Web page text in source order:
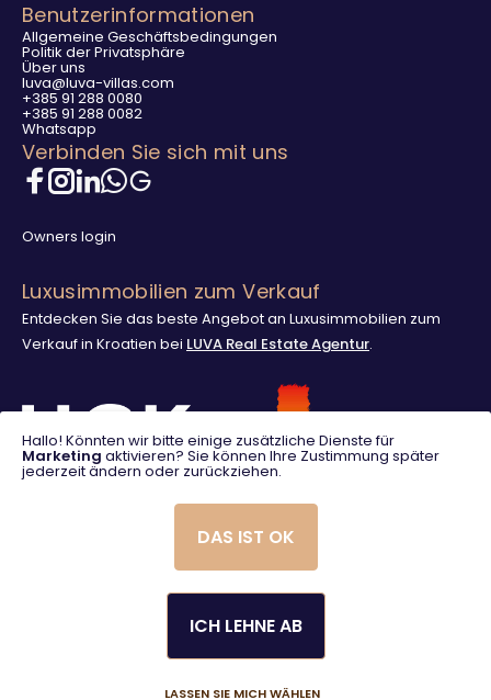
Benutzerinformationen
Allgemeine Geschäftsbedingungen
Politik der Privatsphäre
Über uns
luva@luva-villas.com
+385 91 288 0080
+385 91 288 0082
Whatsapp
Verbinden Sie sich mit uns
Owners login
Luxusimmobilien zum Verkauf
Entdecken Sie das beste Angebot an Luxusimmobilien zum
Verkauf in Kroatien bei LUVA Real Estate Agentur.
© 2025. LUVA Villas
Hallo! Könnten wir bitte einige zusätzliche Dienste für
Marketing aktivieren? Sie können Ihre Zustimmung später
jederzeit ändern oder zurückziehen.
LASSEN SIE MICH WÄHLEN
ICH LEHNE AB
DAS IST OK